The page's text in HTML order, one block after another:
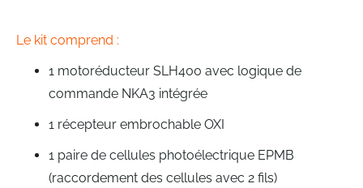
Le kit comprend :
1 motoréducteur SLH400 avec logique de
commande NKA3 intégrée
1 récepteur embrochable OXI
1 paire de cellules photoélectrique EPMB
(raccordement des cellules avec 2 fils)